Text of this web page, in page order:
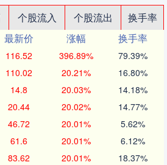
个股流入 个股流出
换手率
最新价 涨幅
换手率
116.52 396.89% 79.39%
110.02 20.21% 16.80%
14.8 20.03% 14.18%
20.44 20.02% 14.77%
46.72 20.01% 5.62%
61.6 20.01% 6.12%
83.62 20.01% 18.37%